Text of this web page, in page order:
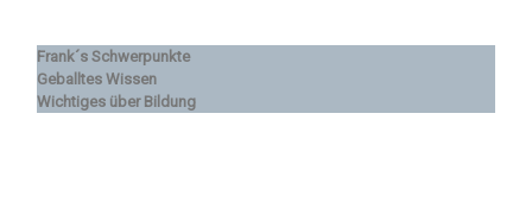
Frank´s Schwerpunkte
Geballtes Wissen
Wichtiges über Bildung